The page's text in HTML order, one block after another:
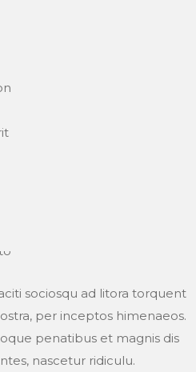
sociosqu ad litora torquent
per inceptos himenaeos.
penatibus et magnis dis
nascetur ridiculu.